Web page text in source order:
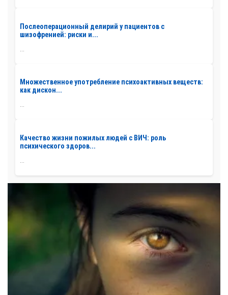
Послеоперационный делирий у пациентов с
шизофренией: риски и...
Множественное употребление психоактивных веществ:
как дискон...
...
Качество жизни пожилых людей с ВИЧ: роль
психического здоров...